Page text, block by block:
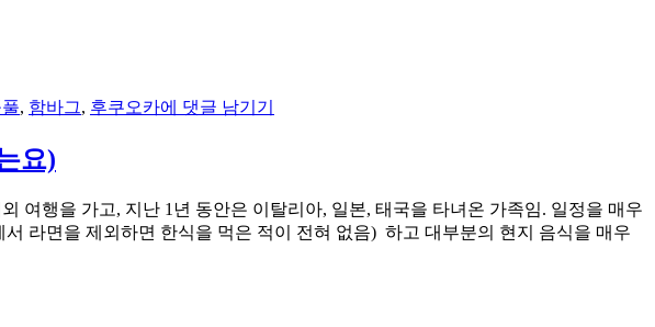
, 함바그, 후쿠오카후
여
행
에 댓글 남기기
요)
여행을 가고, 지난 1년 동안은 이탈리아, 일본, 태국을 타녀온 가족임. 일정을 매우
라면을 제외하면 한식을 먹은 적이 전혀 없음) 하고 대부분의 현지 음식을 매우